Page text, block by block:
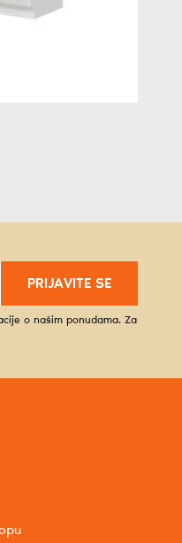
PRIJAVITE SE
o našim ponudama. Za